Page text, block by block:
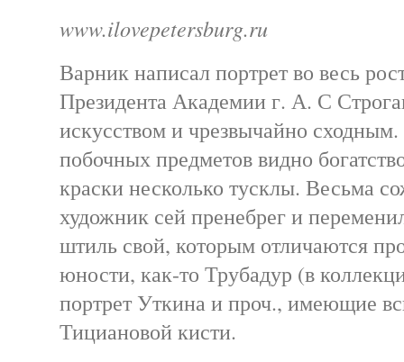
www.ilovepetersburg.ru
Варник написал портрет во весь
Президента Академии г. А. С
искусством и чрезвычайно
побочных предметов видно
краски несколько тусклы. Весьма
художник сей пренебрег и
штиль свой, которым отличаются
юности, как-то Трубадур (в
портрет Уткина и проч., имеющие
Тициановой кисти.